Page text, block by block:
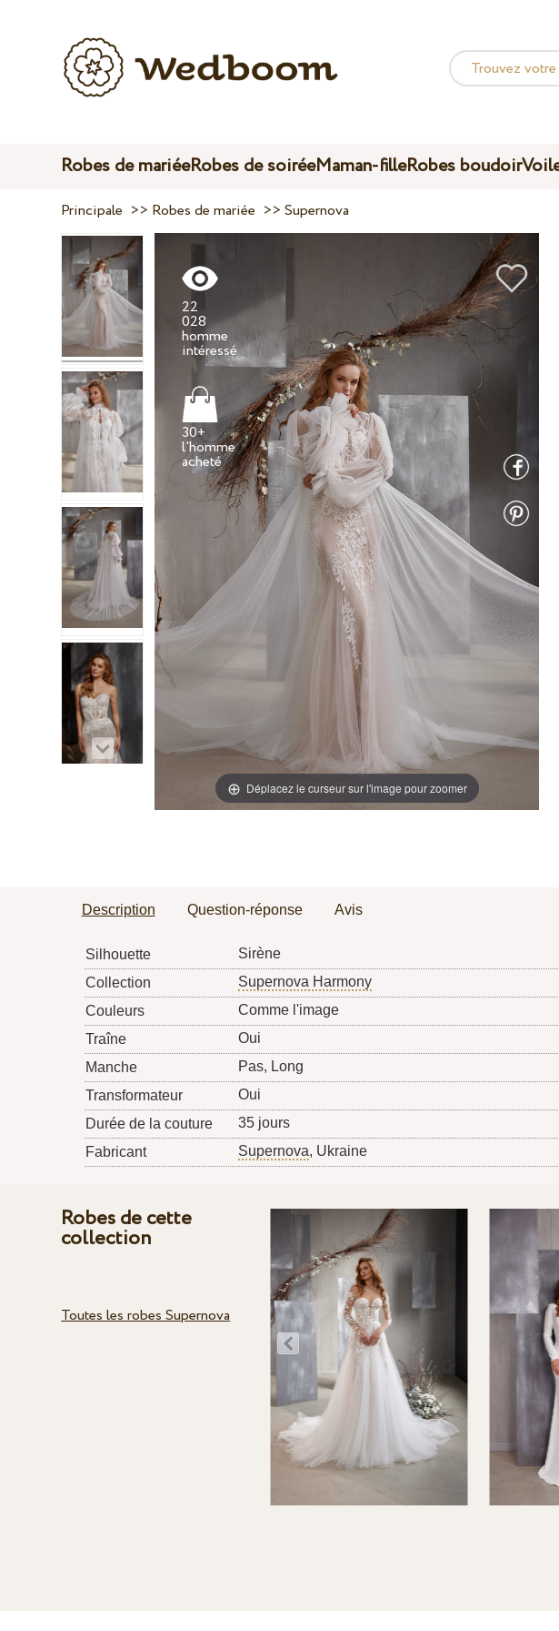
Robes de mariéeRobes de soiréeMaman-filleRobes boudoir
Principale >> Robes de mariée >>Supernova
Déplacez le curseur sur l'image pour zoomer
22
028
homme
intéressé
30+
l'homme
acheté
Description Question-réponse Avis
Silhouette
Sirène
Collection
Supernova Harmony
Couleurs
Comme l'image
Traîne
Oui
Manche
Pas, Long
Transformateur
Oui
Durée de la couture
35 jours
Fabricant
Supernova, Ukraine
Robes de cette
collection
Toutes les robes Supernova